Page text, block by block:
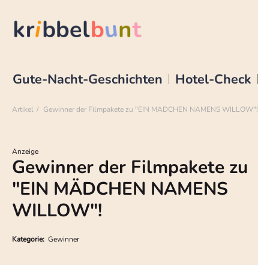
Gute-Nacht-Geschichten Hotel-Check
Artikel Gewinner der Filmpakete zu "EIN MÄDCHEN NAMENS WILLOW"!
Anzeige
Gewinner der Filmpakete zu
"EIN MÄDCHEN NAMENS
WILLOW"!
Kategorie: Gewinner